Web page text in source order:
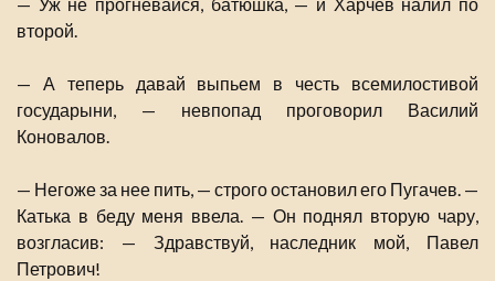
второй.
— А теперь давай выпьем в честь всемилостивой
государыни, — невпопад проговорил Василий
Коновалов.
— Негоже за нее пить, — строго остановил его Пугачев. —
Катька в беду меня ввела. — Он поднял вторую чару,
возгласив: — Здравствуй, наследник мой, Павел
Петрович!